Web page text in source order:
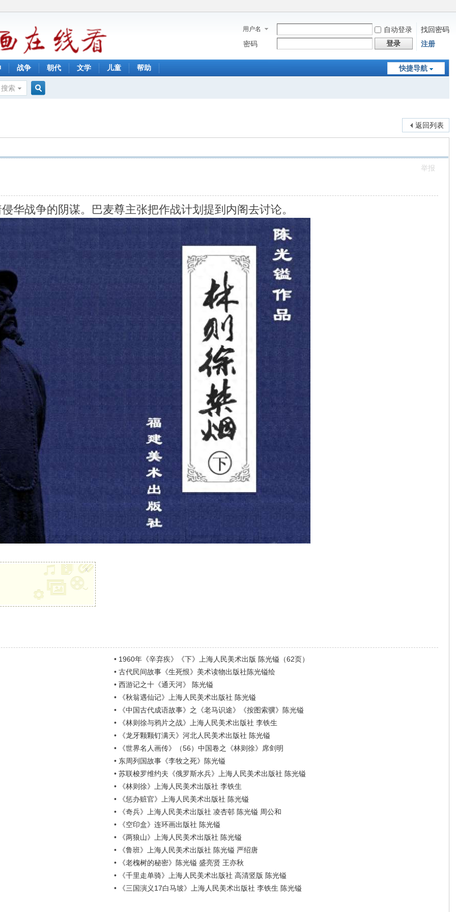
用户名 自动登录
找回密码
密码
登录 注册
快捷导航
战争 朝代 文学 儿童 帮助
搜索
返回列表
举报
华战争的阴谋。巴麦尊主张把作战计划提到内阁去讨论。
x
• 1960年《辛弃疾》《下》上海人民美术出版 陈光镒（62页）
• 古代民间故事《生死恨》美术读物出版社陈光镒绘
• 西游记之十《通天河》 陈光镒
•
《秋翁遇仙记》上海人民美术出版社 陈光镒
•
《中国古代成语故事》之《老马识途》《按图索骥》陈光镒
•
《林则徐与鸦片之战》上海人民美术出版社 李铁生
•
《龙牙颗颗钉满天》河北人民美术出版社 陈光镒
•
《世界名人画传》（56）中国卷之《林则徐》席剑明
• 东周列国故事《李牧之死》陈光镒
• 苏联梭罗维约夫《俄罗斯水兵》上海人民美术出版社 陈光镒
•
《林则徐》上海人民美术出版社 李铁生
•
《惩办赃官》上海人民美术出版社 陈光镒
•
《奇兵》上海人民美术出版社 凌杏邨 陈光镒 周公和
•
《空印盒》连环画出版社 陈光镒
•
《两狼山》上海人民美术出版社 陈光镒
•
《鲁班》上海人民美术出版社 陈光镒 严绍唐
•
《老槐树的秘密》陈光镒 盛亮贤 王亦秋
•
《千里走单骑》上海人民美术出版社 高清竖版 陈光镒
•
《三国演义17白马坡》上海人民美术出版社 李铁生 陈光镒